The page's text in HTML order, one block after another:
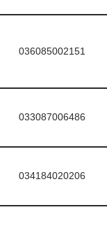
036085002151
033087006486
034184020206